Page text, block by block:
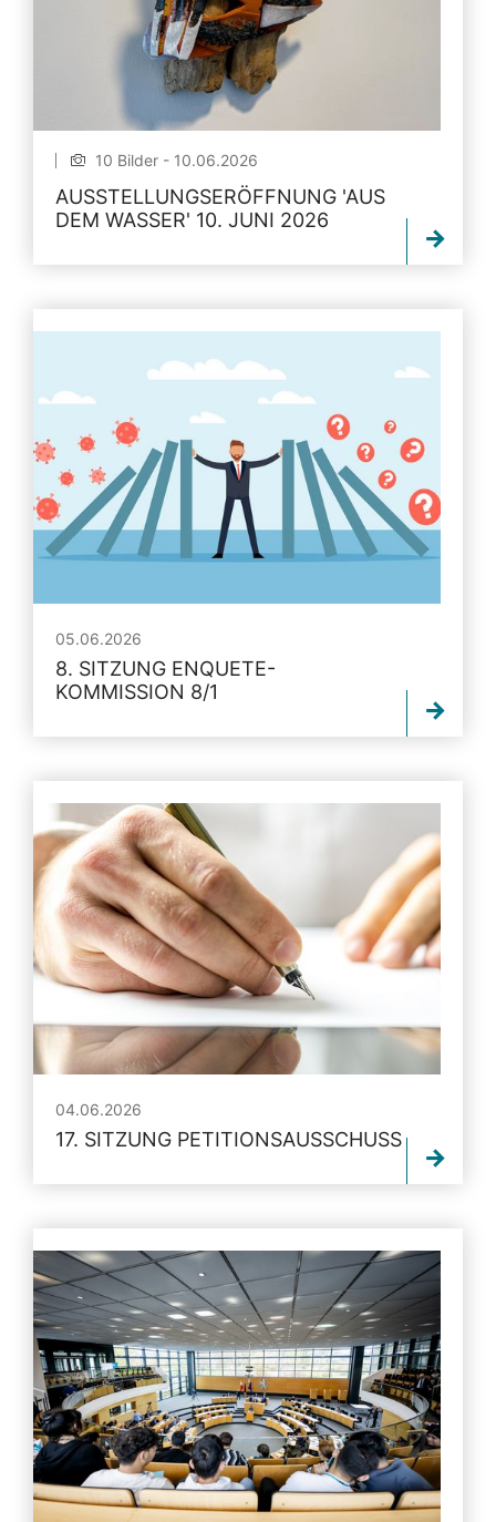
10 Bilder - 10.06.2026
AUSSTELLUNGSERÖFFNUNG 'AUS
DEM WASSER' 10. JUNI 2026
05.06.2026
8. SITZUNG ENQUETE-
KOMMISSION 8/1
04.06.2026
17. SITZUNG PETITIONSAUSSCHUSS